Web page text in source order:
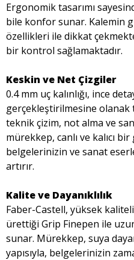
Ergonomik tasarımı
bile konfor sunar. Kalemin
özellikleri ile dikkat
bir kontrol sağlamaktadır.
Keskin ve Net Çizgiler
0.4 mm uç kalınlığı, ince
gerçekleştirilmesine olanak
teknik çizim, not alma ve
mürekkep, canlı ve kalıcı
belgelerinizin ve sanat
artırır.
Kalite ve Dayanıklılık
Faber-Castell, yüksek
ürettiği Grip Finepen ile
sunar. Mürekkep, suya
yapısıyla, belgelerinizin